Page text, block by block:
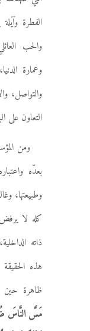
الفطرة
والحب
وعمارة
والتواصل،
التعاون على
ومن
بعدّه
وطبيعتها،
كله لا
ذاته
هذه
ظاهرة حين
مَسَّ النَّاسَ